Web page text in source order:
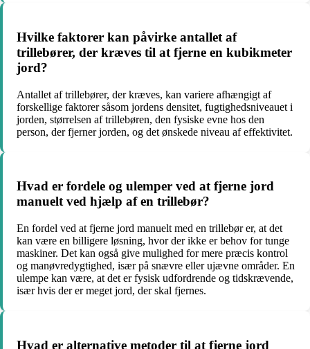
Hvilke faktorer kan påvirke antallet af
trillebører, der kræves til at fjerne en kubikmeter
jord?
Antallet af trillebører, der kræves, kan variere afhængigt af
forskellige faktorer såsom jordens densitet, fugtighedsniveauet i
jorden, størrelsen af trillebøren, den fysiske evne hos den
person, der fjerner jorden, og det ønskede niveau af effektivitet.
Hvad er fordele og ulemper ved at fjerne jord
manuelt ved hjælp af en trillebør?
En fordel ved at fjerne jord manuelt med en trillebør er, at det
kan være en billigere løsning, hvor der ikke er behov for tunge
maskiner. Det kan også give mulighed for mere præcis kontrol
og manøvredygtighed, især på snævre eller ujævne områder. En
ulempe kan være, at det er fysisk udfordrende og tidskrævende,
især hvis der er meget jord, der skal fjernes.
Hvad er alternative metoder til at fjerne jord